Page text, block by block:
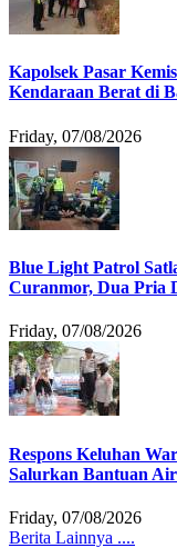
Kapolsek Pasar
Kendaraan Berat di
Friday, 07/08/2026
Blue Light Patrol
Curanmor, Dua Pria
Friday, 07/08/2026
Respons Keluhan
Salurkan Bantuan
Friday, 07/08/2026
Berita Lainnya ....